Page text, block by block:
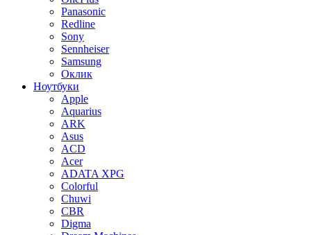
Panasonic
Redline
Sony
Sennheiser
Samsung
Оклик
Ноутбуки
Apple
Aquarius
ARK
Asus
ACD
Acer
ADATA XPG
Colorful
Chuwi
CBR
Digma